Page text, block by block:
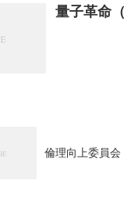
量子革命
倫理向上委員